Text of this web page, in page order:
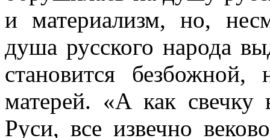
и материализм, но,
душа русского народа
становится
матерей. «А как
Руси, все извечно